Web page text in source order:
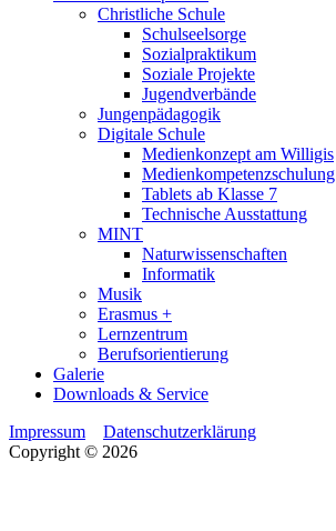
Christliche Schule
Schulseelsorge
Sozialpraktikum
Soziale Projekte
Jugendverbände
Jungenpädagogik
Digitale Schule
Medienkonzept am Willigis
Medienkompetenzschulung
Tablets ab Klasse 7
Technische Ausstattung
MINT
Naturwissenschaften
Informatik
Musik
Erasmus +
Lernzentrum
Berufsorientierung
Galerie
Downloads & Service
Impressum
Datenschutzerklärung
Copyright © 2026